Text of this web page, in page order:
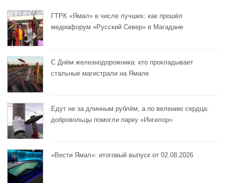
ГТРК «Ямал» в числе лучших: как прошёл
медиафорум «Русский Север» в Магадане
С Днём железнодорожника: кто прокладывает
стальные магистрали на Ямале
Едут не за длинным рублём, а по велению сердца:
добровольцы помогли парку «Ингилор»
«Вести Ямал»: итоговый выпуск от 02.08.2026